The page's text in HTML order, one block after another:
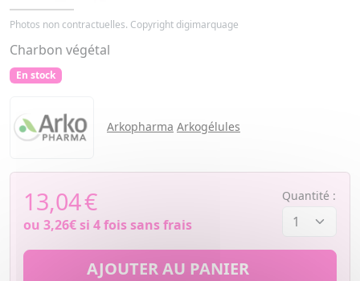
Photos non contractuelles. Copyright digimarquage
Charbon végétal
En stock
Arkopharma Arkogélules
13,04€
ou 3,26€si 4 fois sans frais
Quantité :
AJOUTER AU PANIER